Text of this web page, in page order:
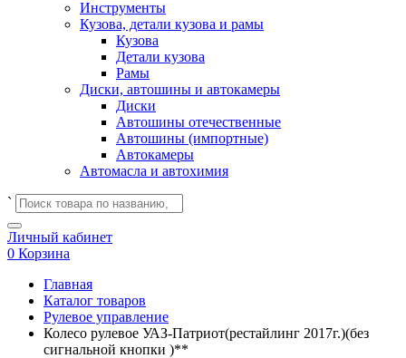
Инструменты
Кузова, детали кузова и рамы
Кузова
Детали кузова
Рамы
Диски, автошины и автокамеры
Диски
Автошины отечественные
Автошины (импортные)
Автокамеры
Автомасла и автохимия
`
Личный кабинет
0 Корзина
Главная
Каталог товаров
Рулевое управление
Колесо рулевое УАЗ-Патриот(рестайлинг 2017г.)(без
сигнальной кнопки )**